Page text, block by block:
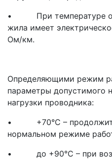
• При температуре
жила имеет
Ом/км.
Определяющими режим
параметры допустимого
нагрузки проводника:
• +70°С –
нормальном режиме
• до +90°С – при